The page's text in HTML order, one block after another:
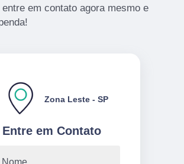
em contato agora mesmo e
Entre em Contato
Zona Leste - SP